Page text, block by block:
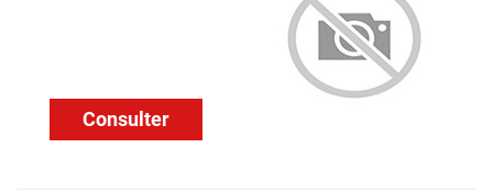
Consulter